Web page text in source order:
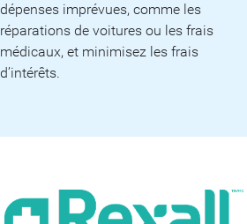
dépenses imprévues, comme les
réparations de voitures ou les frais
médicaux, et minimisez les frais
d’intérêts.